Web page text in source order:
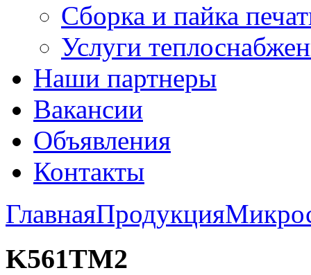
Сборка и пайка
Услуги
Наши партнеры
Вакансии
Объявления
Контакты
ГлавнаяПродукция
K561TM2